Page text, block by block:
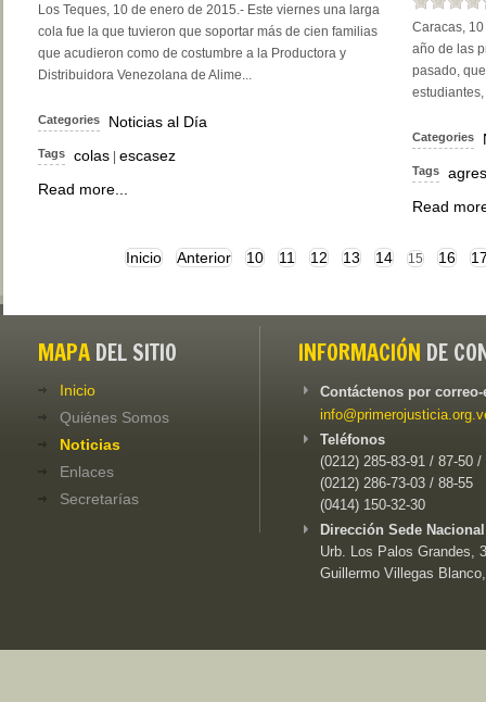
Los Teques, 10 de enero de 2015.- Este viernes una larga
cola fue la que tuvieron que soportar más de cien familias
que acudieron como de costumbre a la Productora y
Distribuidora Venezolana de Alime...
Categories Noticias al Día
Tags colas | escasez
Read more...
Caracas,
año de las
pasado,
Categories
Tags
Read
Inicio Anterior 10 11 12 13 14 15 16
MAPA DEL SITIO
Inicio
Quiénes Somos
Noticias
Enlaces
Secretarías
INFORMACIÓN DE
Contáctenos por
Teléfonos
(0212) 285-83-91 / 87-50 /
(0212) 286-73-03 / 88-55
(0414) 150-32-30
Dirección Sede
Urb. Los Palos Grandes,
Guillermo Villegas